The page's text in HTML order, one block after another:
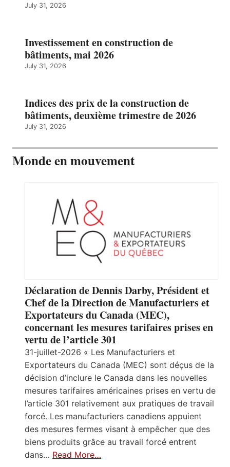
July 31, 2026
Investissement en construction de
bâtiments, mai 2026
July 31, 2026
Indices des prix de la construction de
bâtiments, deuxième trimestre de 2026
July 31, 2026
Monde en mouvement
Déclaration de Dennis Darby, Président et
Chef de la Direction de Manufacturiers et
Exportateurs du Canada (MEC),
concernant les mesures tarifaires prises en
vertu de l’article 301
31-juillet-2026 « Les Manufacturiers et
Exportateurs du Canada (MEC) sont déçus de la
décision d’inclure le Canada dans les nouvelles
mesures tarifaires américaines prises en vertu de
l’article 301 relativement aux pratiques de travail
forcé. Les manufacturiers canadiens appuient
des mesures fermes visant à empêcher que des
biens produits grâce au travail forcé entrent
dans… Read More…